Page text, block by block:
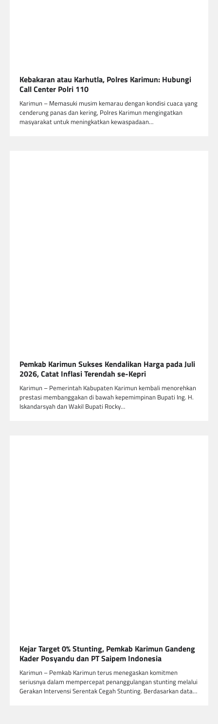
Kebakaran atau Karhutla, Polres Karimun: Hubungi
Call Center Polri 110
Karimun – Memasuki musim kemarau dengan kondisi cuaca yang
cenderung panas dan kering, Polres Karimun mengingatkan
masyarakat untuk meningkatkan kewaspadaan…
Pemkab Karimun Sukses Kendalikan Harga pada Juli
2026, Catat Inflasi Terendah se-Kepri
Karimun – Pemerintah Kabupaten Karimun kembali menorehkan
prestasi membanggakan di bawah kepemimpinan Bupati Ing. H.
Iskandarsyah dan Wakil Bupati Rocky…
Kejar Target 0% Stunting, Pemkab Karimun Gandeng
Kader Posyandu dan PT Saipem Indonesia
Karimun – Pemkab Karimun terus menegaskan komitmen
seriusnya dalam mempercepat penanggulangan stunting melalui
Gerakan Intervensi Serentak Cegah Stunting. Berdasarkan data…